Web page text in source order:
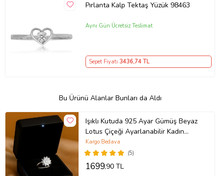
Pırlanta Kalp Tektaş Yüzük 98463
Aynı Gün Ücretsiz Teslimat
Sepet Fiyatı 3436,74 TL
Bu Ürünü Alanlar Bunları da Aldı
Işıklı Kutuda 925 Ayar Gümüş Beyaz
Lotus Çiçeği Ayarlanabilir Kadın
Yüzük
(5)
Kargo Bedava
1699,90 TL